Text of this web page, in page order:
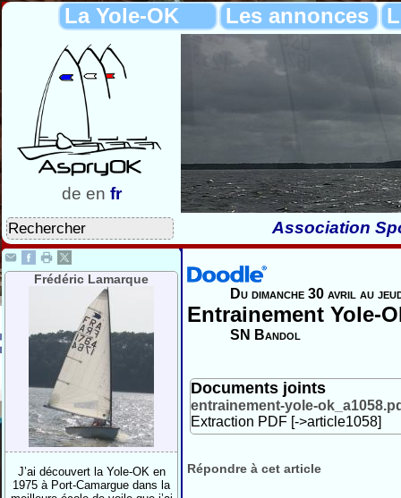
La Yole-OK Les annonces
de en fr
Association
Frédéric Lamarque
J’ai découvert la Yole-OK en
1975 à Port-Camargue dans la
Du dimanche 30 avril au
Entrainement Yole-
SN Bandol
Documents joints
entrainement-yole-
Extraction PDF [->article1058]
Répondre à cet article